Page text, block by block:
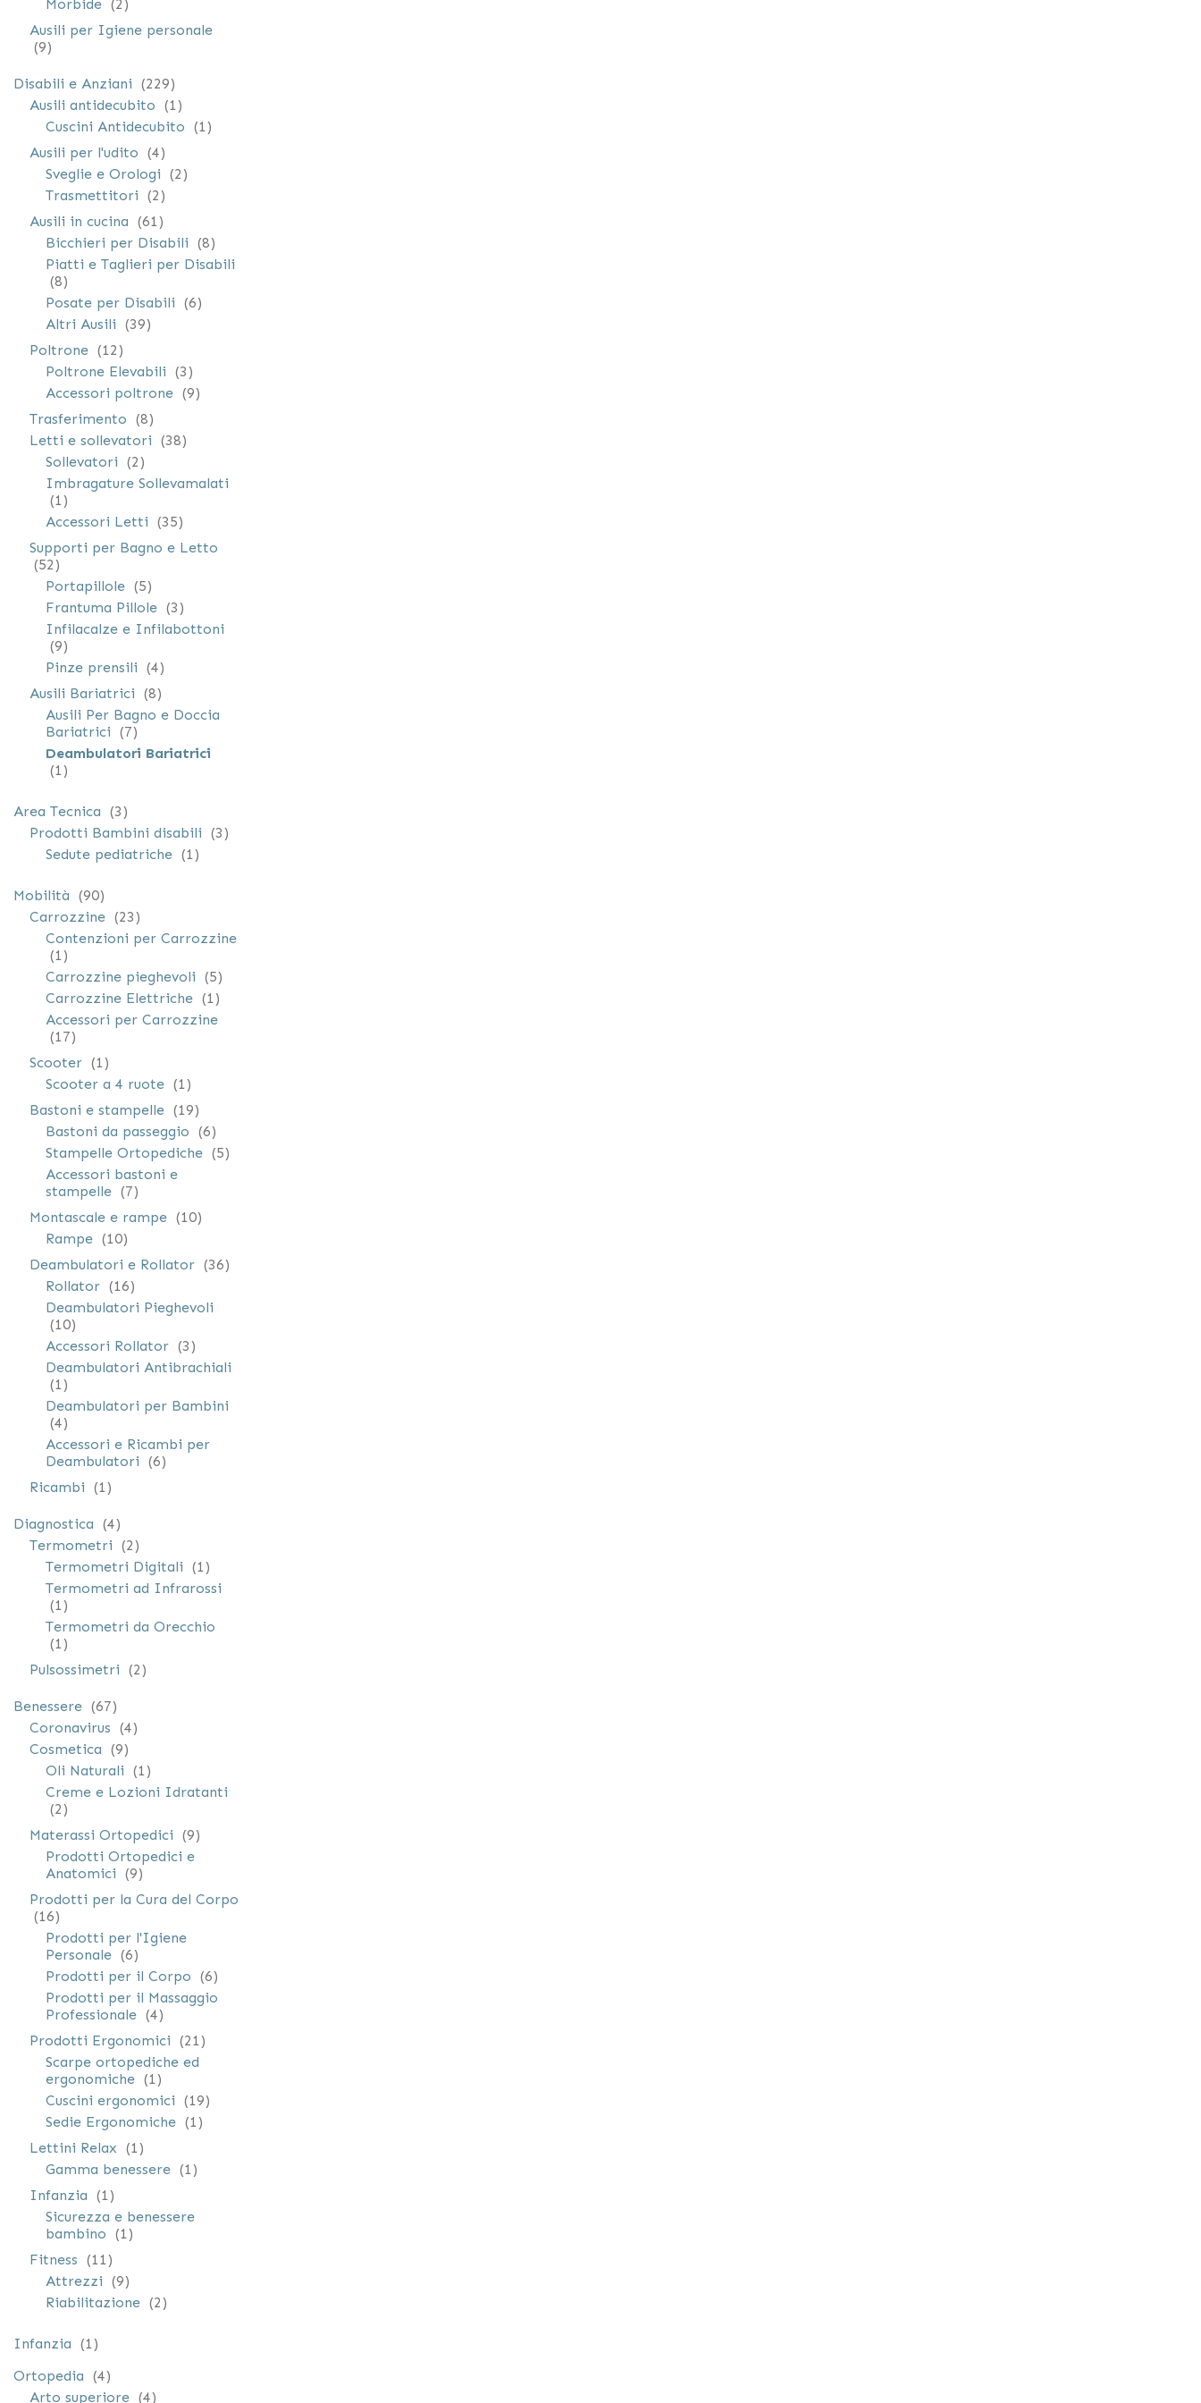
Morbide
2
Ausili per Igiene personale
9
elementi
Disabili e Anziani 229
elementi
Ausili antidecubito
1
elemento
Cuscini Antidecubito
1
elemento
Ausili per l'udito
4
elementi
Sveglie e Orologi
2
elementi
Trasmettitori
2
elementi
Ausili in cucina
61
elementi
Bicchieri per Disabili
8
elementi
Piatti e Taglieri per Disabili
8
elementi
Posate per Disabili
6
elementi
Altri Ausili
39
elementi
Poltrone
12
elementi
Poltrone Elevabili
3
elementi
Accessori poltrone
9
elementi
Trasferimento
8
elementi
Letti e sollevatori
38
elementi
Sollevatori
2
elementi
Imbragature Sollevamalati
1
elemento
Accessori Letti
35
elementi
Supporti per Bagno e Letto
52
elementi
Portapillole
5
elementi
Frantuma Pillole
3
elementi
Infilacalze e Infilabottoni
9
elementi
Pinze prensili
4
elementi
Ausili Bariatrici
8
elementi
Ausili Per Bagno e Doccia
Bariatrici
7
elementi
Deambulatori Bariatrici
1
elemento
Area Tecnica 3
elementi
Prodotti Bambini disabili
3
elementi
Sedute pediatriche
1
elemento
Mobilità 90
elementi
Carrozzine
23
elementi
Contenzioni per Carrozzine
1
elemento
Carrozzine pieghevoli
5
elementi
Carrozzine Elettriche
1
elemento
Accessori per Carrozzine
17
elementi
Scooter
1
elemento
Scooter a 4 ruote
1
elemento
Bastoni e stampelle
19
elementi
Bastoni da passeggio
6
elementi
Stampelle Ortopediche
5
elementi
Accessori bastoni e
stampelle
7
elementi
Montascale e rampe
10
elementi
Rampe
10
elementi
Deambulatori e Rollator
36
elementi
Rollator
16
elementi
Deambulatori Pieghevoli
10
elementi
Accessori Rollator
3
elementi
Deambulatori Antibrachiali
1
elemento
Deambulatori per Bambini
4
elementi
Accessori e Ricambi per
Deambulatori
6
elementi
Ricambi
1
elemento
Diagnostica 4
elementi
Termometri
2
elementi
Termometri Digitali
1
elemento
Termometri ad Infrarossi
1
elemento
Termometri da Orecchio
1
elemento
Pulsossimetri
2
elementi
Benessere 67
elementi
Coronavirus
4
elementi
Cosmetica
9
elementi
Oli Naturali
1
elemento
Creme e Lozioni Idratanti
2
elementi
Materassi Ortopedici
9
elementi
Prodotti Ortopedici e
Anatomici
9
elementi
Prodotti per la Cura del Corpo
16
elementi
Prodotti per l'Igiene
Personale
6
elementi
Prodotti per il Corpo
6
elementi
Prodotti per il Massaggio
Professionale
4
elementi
Prodotti Ergonomici
21
elementi
Scarpe ortopediche ed
ergonomiche
1
elemento
Cuscini ergonomici
19
elementi
Sedie Ergonomiche
1
elemento
Lettini Relax
1
elemento
Gamma benessere
1
elemento
Infanzia
1
elemento
Sicurezza e benessere
bambino
1
elemento
Fitness
11
elementi
Attrezzi
9
elementi
Riabilitazione
2
elementi
Infanzia 1
elemento
Ortopedia
4
elementi
Arto superiore
4
elementi